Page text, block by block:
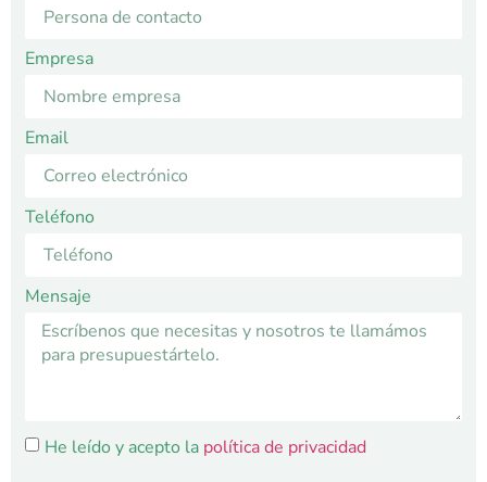
Empresa
Email
Teléfono
Mensaje
He leído y acepto la política de privacidad